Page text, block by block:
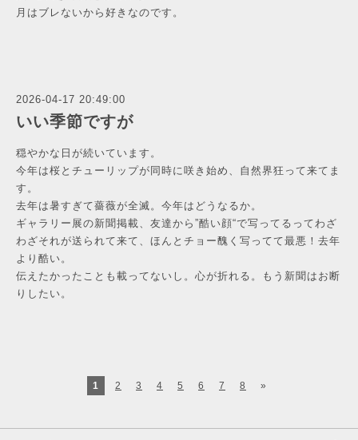
月はブレないから好きなのです。
2026-04-17 20:49:00
いい季節ですが
穏やかな日が続いています。
今年は桜とチューリップが同時に咲き始め、自然界狂って来てま
す。
去年は暑すぎて薔薇が全滅。今年はどうなるか。
ギャラリー展の新聞掲載、友達から”酷い顔“で写ってるってわざ
わざそれが送られて来て、ほんとチョー醜く写ってて最悪！去年
より酷い。
伝えたかったことも載ってないし。心が折れる。もう新聞はお断
りしたい。
1 2 3 4 5 6 7 8 »